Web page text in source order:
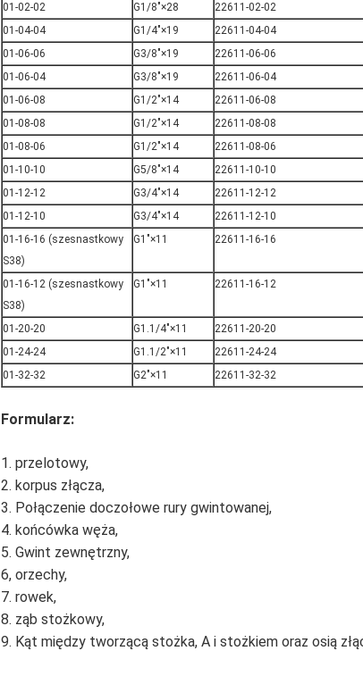
01-02-02 G1/8"×28
22611-02-02
01-04-04
G1/4"×19
22611-04-04
01-06-06
G3/8"×19
22611-06-06
01-06-04
G3/8"×19
22611-06-04
01-06-08
G1/2"×14
22611-06-08
01-08-08
G1/2"×14
22611-08-08
01-08-06
G1/2"×14
22611-08-06
01-10-10
G5/8"×14
22611-10-10
01-12-12
G3/4"×14
22611-12-12
01-12-10
G3/4"×14
22611-12-10
01-16-16 (szesnastkowy
S38)
G1"×11 22611-16-16
01-16-12 (szesnastkowy
S38)
G1"×11 22611-16-12
01-20-20 G1.1/4"×11
22611-20-20
01-24-24
G1.1/2"×11
22611-24-24
01-32-32
G2"×11 22611-32-32
Formularz:
1. przelotowy,
2. korpus złącza,
3. Połączenie doczołowe rury gwintowanej,
4. końcówka węża,
5. Gwint zewnętrzny,
6, orzechy,
7. rowek,
8. ząb stożkowy,
9. Kąt między tworzącą stożka, A i stożkiem oraz osią